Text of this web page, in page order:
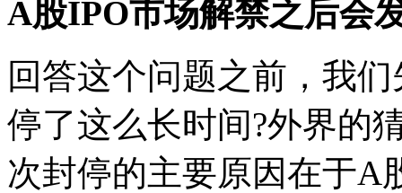
A股IPO市场解禁之后会
回答这个问题之前，我
停了这么长时间?外界的
次封停的主要原因在于A